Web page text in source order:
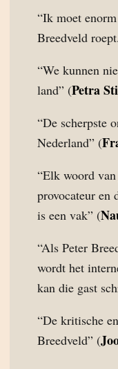
“Ik moet
Breedveld
“We kunnen
land” (Petra
“De scherpste
Nederland” (
“Elk woord
provocateur en
is een vak” (
“Als Peter
wordt het
kan die gast
“De kritische
Breedveld” (